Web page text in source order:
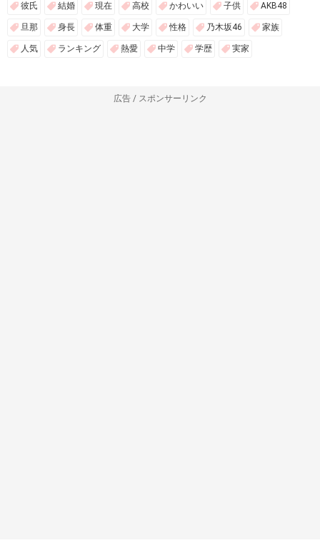
彼氏 結婚 現在 高校 かわいい 子供 AKB48
旦那 身長 体重 大学 性格 乃木坂46 家族
人気 ランキング 熱愛 中学 学歴 実家
広告 / スポンサーリンク